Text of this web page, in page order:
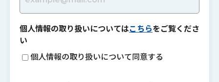
個人情報の取り扱いについてはこちらをご覧くださ
い
個人情報の取り扱いについて同意する